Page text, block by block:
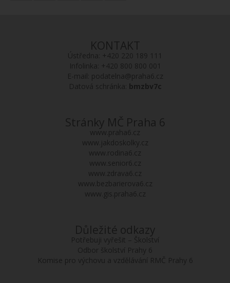
KONTAKT
Ústředna: +420 220 189 111
Infolinka: +420 800 800 001
E-mail: podatelna@praha6.cz
Datová schránka: bmzbv7c
Stránky MČ Praha 6
www.praha6.cz
www.jakdoskolky.cz
www.rodina6.cz
www.senior6.cz
www.zdrava6.cz
www.bezbarierova6.cz
www.gis.praha6.cz
Důležité odkazy
Potřebuji vyřešit – Školství
Odbor školství Prahy 6
Komise pro výchovu a vzdělávání RMČ Prahy 6